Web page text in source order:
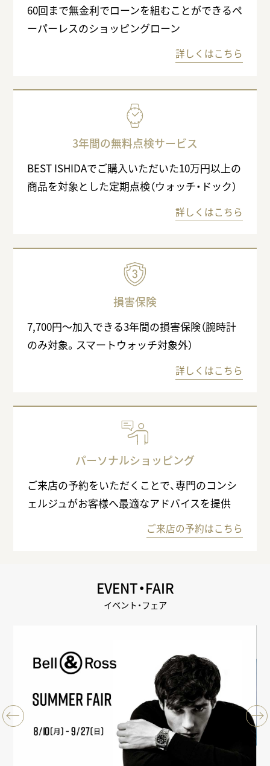
60回まで無金利でローンを組むことができるペ
ーパーレスのショッピングローン
詳しくはこちら
3年間の無料点検サービス
BEST ISHIDAでご購入いただいた10万円以上の
商品を対象とした定期点検（ウォッチ・ドック）
詳しくはこちら
損害保険
7,700円〜加入できる3年間の損害保険（腕時計
のみ対象。スマートウォッチ対象外）
詳しくはこちら
パーソナルショッピング
ご来店の予約をいただくことで、専門のコンシ
ェルジュがお客様へ最適なアドバイスを提供
ご来店の予約はこちら
EVENT・FAIR
イベント・フェア